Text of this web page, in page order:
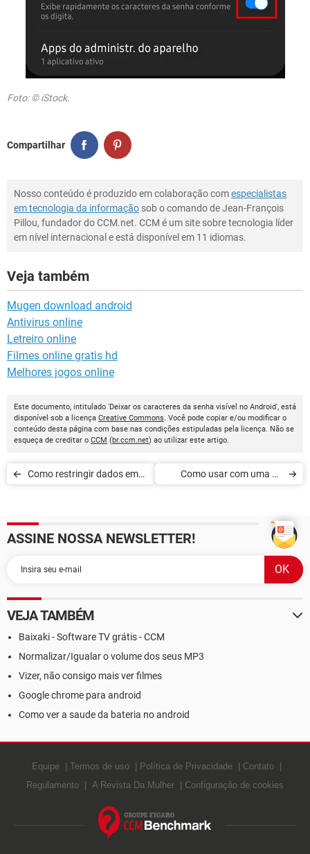
Foto: © iStock.
Compartilhar
Nosso conteúdo é produzido em colaboração comespecialistas
em tecnologia da informação sob o comando de Jean-François
Pillou, fundador do CCM.net. CCM é um site sobre tecnologia líder
em nível internacional e está disponível em 11 idiomas.
Veja também
Mugen download android
Antivirus online
Letreiro online
Filmes online gratis hd
Melhores jogos online
Este documento, intitulado 'Deixar os caracteres da senha visível no Android', está
disponível sob a licença Creative Commons. Você pode copiar e/ou modificar o
conteúdo desta página com base nas condições estipuladas pela licença. Não se
esqueça de creditar o CCM (br.ccm.net) ao utilizar este artigo.
Como restringir dados em
Como usar com uma só
ASSINE NOSSA NEWSLETTER!
VEJA TAMBÉM
Baixaki - Software TV grátis - CCM
Normalizar/Igualar o volume dos seus MP3
Vizer, não consigo mais ver filmes
Google chrome para android
Como ver a saude da bateria no android
Equipe Termos de uso Política de Privacidade
Contato
Regulamento
A Revista Da Mulher Configuração de cookies